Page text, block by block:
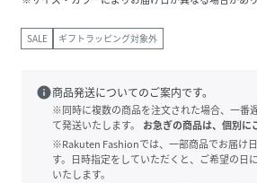
SALE ギフトラッピング対象外
info商品発送についてのご案内です。
※同時に複数の商品を注文された場合、一番
て発送いたします。
お急ぎの商品は、個別に
※Rakuten Fashionでは、一部商品でお届け
す。日時指定をしていただくと、ご希望の日
いたします。